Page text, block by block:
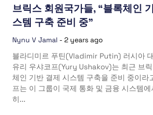
브릭스 회원국가들, “블록체인
스템 구축 준비 중”
Nynu V Jamal - 2 years ago
블라디미르 푸틴(Vladimir Putin) 러시아
유리 우샤코프(Yury Ushakov)는 최근 브
체인 기반 결제 시스템 구축을 준비 중이라
프는 이 그룹이 국제 통화 및 금융 시스템
히...